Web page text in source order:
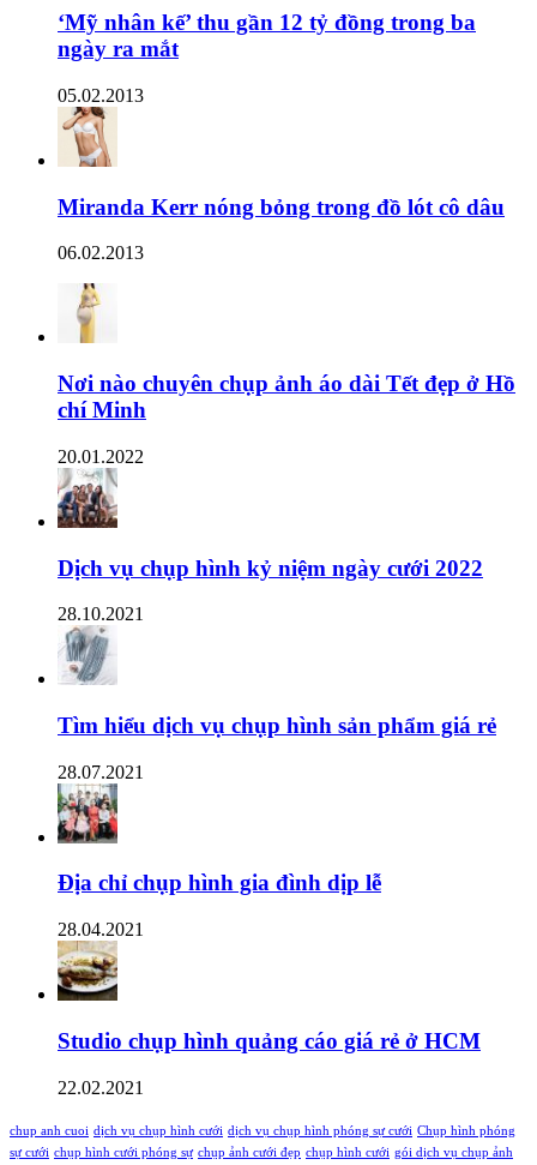
‘Mỹ nhân kế’ thu gần 12 tỷ đồng trong ba
ngày ra mắt
05.02.2013
Miranda Kerr nóng bỏng trong đồ lót cô dâu
06.02.2013
Nơi nào chuyên chụp ảnh áo dài Tết đẹp ở Hồ
chí Minh
20.01.2022
Dịch vụ chụp hình kỷ niệm ngày cưới 2022
28.10.2021
Tìm hiểu dịch vụ chụp hình sản phẩm giá rẻ
28.07.2021
Địa chỉ chụp hình gia đình dịp lễ
28.04.2021
Studio chụp hình quảng cáo giá rẻ ở HCM
22.02.2021
chup anh cuoi dịch vụ chụp hình cưới dịch vụ chụp hình phóng sự cưới Chụp hình phóng
sự cưới chụp hình cưới phóng sự chụp ảnh cưới đẹp chụp hình cưới gói dịch vụ chụp ảnh